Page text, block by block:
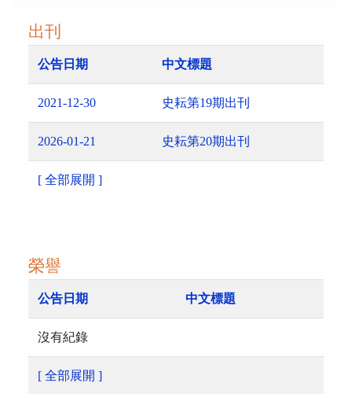
出刊
公告日期 中文標題
2021-12-30 史耘第19期出刊
2026-01-21 史耘第20期出刊
[ 全部展開 ]
榮譽
公告日期 中文標題
沒有紀錄
[ 全部展開 ]